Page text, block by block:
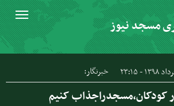
مسجد نیوز
Toggle
خبرنگار:
کودکان،مسجدراجذاب کنیم